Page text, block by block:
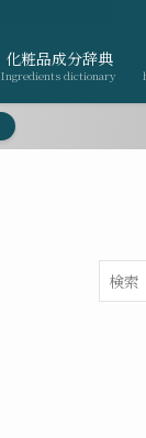
化粧品成分辞典
Ingredients dictionary